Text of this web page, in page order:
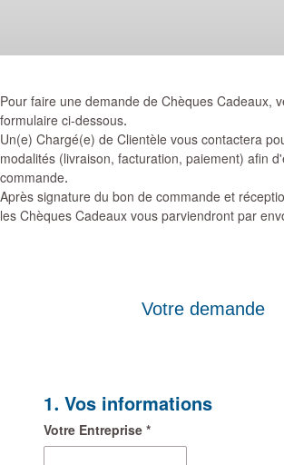
Pour faire une demande de Chèques Cadeaux,
formulaire ci-dessous.
Un(e) Chargé(e) de Clientèle vous contactera
modalités (livraison, facturation, paiement) afin
commande.
Après signature du bon de commande et
les Chèques Cadeaux vous parviendront par
Votre demande
1. Vos informations
Votre Entreprise *